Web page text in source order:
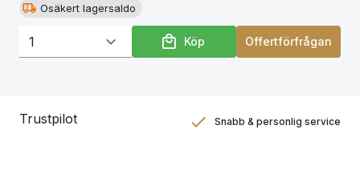
Osäkert lagersaldo
Köp Offertförfrågan
Trustpilot Snabb & personlig service